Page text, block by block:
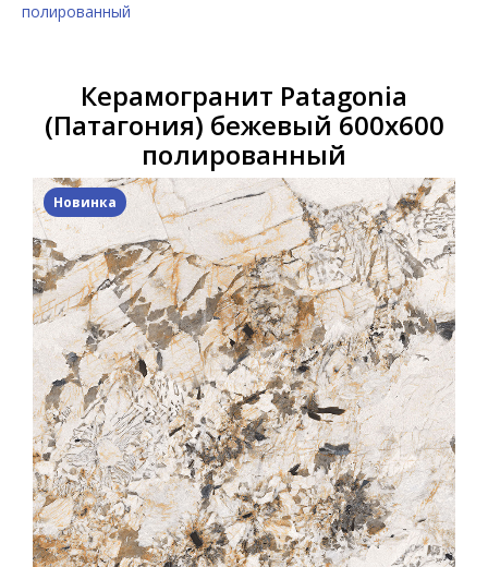
полированный
Керамогранит Patagonia
(Патагония) бежевый 600х600
полированный
Новинка